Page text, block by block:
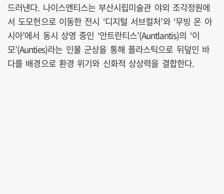
드러낸다. 나이스앤티스는 부산시립미술관 야외 조각정원에
서 도모헌으로 이동한 전시 ‘디지털 서브컬처’와 ‘무빙 온 아
시아’에서 동시 상영 중인 ‘안트란티스’(Auntlantis)의 ‘이
모’(Aunties)라는 인물 군상을 통해 플라스틱으로 뒤덮인 바
다를 배경으로 환경 위기와 신화적 상상력을 결합한다.